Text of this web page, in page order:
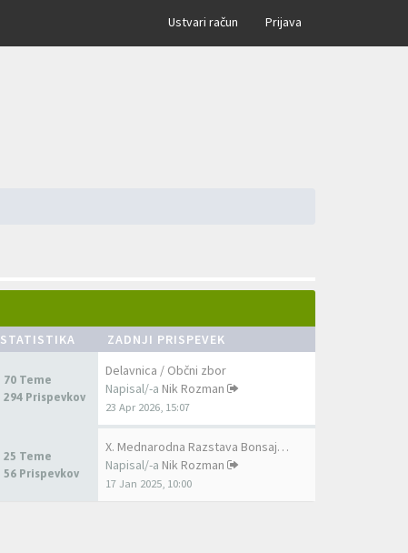
Ustvari račun Prijava ×
STATISTIKA ZADNJI PRISPEVEK
70 Teme
294 Prispevkov
Delavnica / Občni zbor
Napisal/-a Nik Rozman
23 Apr 2026, 15:07
25 Teme
56 Prispevkov
X. Mednarodna Razstava Bonsaj…
Napisal/-a Nik Rozman
17 Jan 2025, 10:00